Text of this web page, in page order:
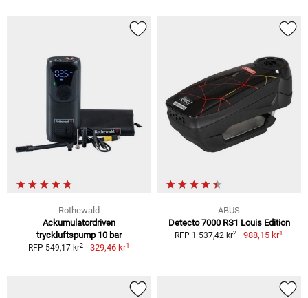
Rothewald
Ackumulatordriven
tryckluftspump 10 bar
RFP 549,17 kr2 329,46 kr1
ABUS
Detecto 7000 RS1 Louis Edition
RFP 1 537,42 kr2 988,15 kr1